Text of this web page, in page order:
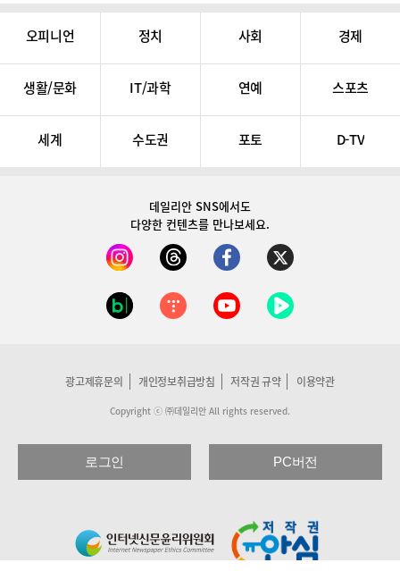
오피니언 정치 사회 경제
생활/문화 IT/과학 연예 스포츠
세계 수도권 포토 D-TV
데일리안 SNS에서도
다양한 컨텐츠를 만나보세요.
광고제휴문의 개인정보취급방침 저작권 규약 이용약관
Copyright ⓒ ㈜데일리안 All rights reserved.
로그인 PC버전